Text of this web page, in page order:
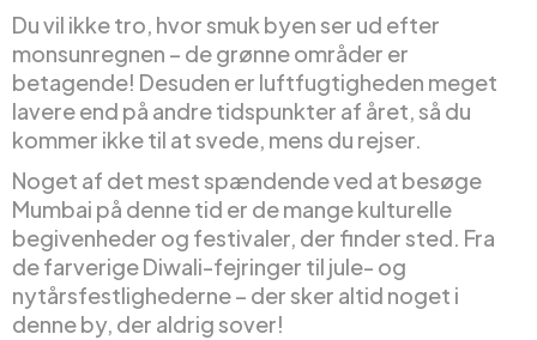
Du vil ikke tro, hvor smuk byen ser ud efter
monsunregnen – de grønne områder er
betagende! Desuden er luftfugtigheden meget
lavere end på andre tidspunkter af året, så du
kommer ikke til at svede, mens du rejser.
Noget af det mest spændende ved at besøge
Mumbai på denne tid er de mange kulturelle
begivenheder og festivaler, der finder sted. Fra
de farverige Diwali-fejringer til jule- og
nytårsfestlighederne – der sker altid noget i
denne by, der aldrig sover!